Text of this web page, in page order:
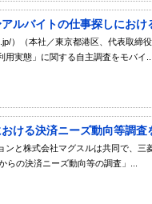
ルバイトの仕事探しにおけ
）（本社／東京都港区、代表取
用実態」に関する自主調査をモバイ
ける決済ニーズ動向等調査
と株式会社マグスルは共同で、
らの決済ニーズ動向等の調査」...